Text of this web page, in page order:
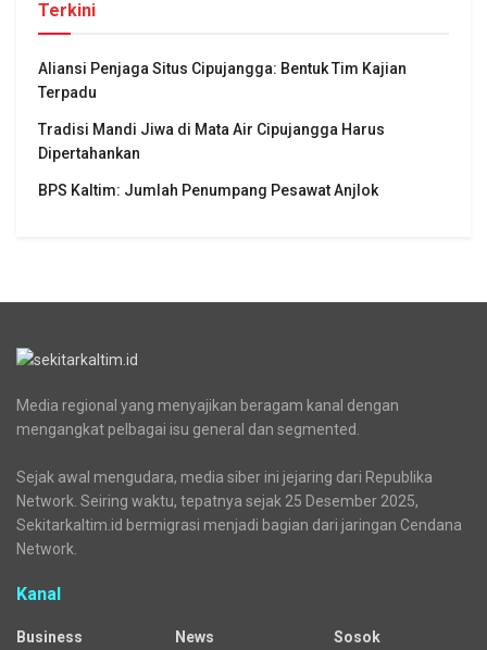
Terkini
Aliansi Penjaga Situs Cipujangga: Bentuk Tim Kajian
Terpadu
Tradisi Mandi Jiwa di Mata Air Cipujangga Harus
Dipertahankan
BPS Kaltim: Jumlah Penumpang Pesawat Anjlok
Media regional yang menyajikan beragam kanal dengan
mengangkat pelbagai isu general dan segmented.
Sejak awal mengudara, media siber ini jejaring dari Republika
Network. Seiring waktu, tepatnya sejak 25 Desember 2025,
Sekitarkaltim.id bermigrasi menjadi bagian dari jaringan Cendana
Network.
Kanal
Business
News
Sosok